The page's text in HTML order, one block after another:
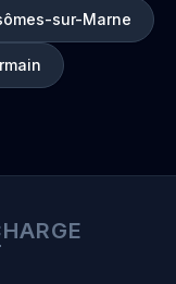
sur-Marne